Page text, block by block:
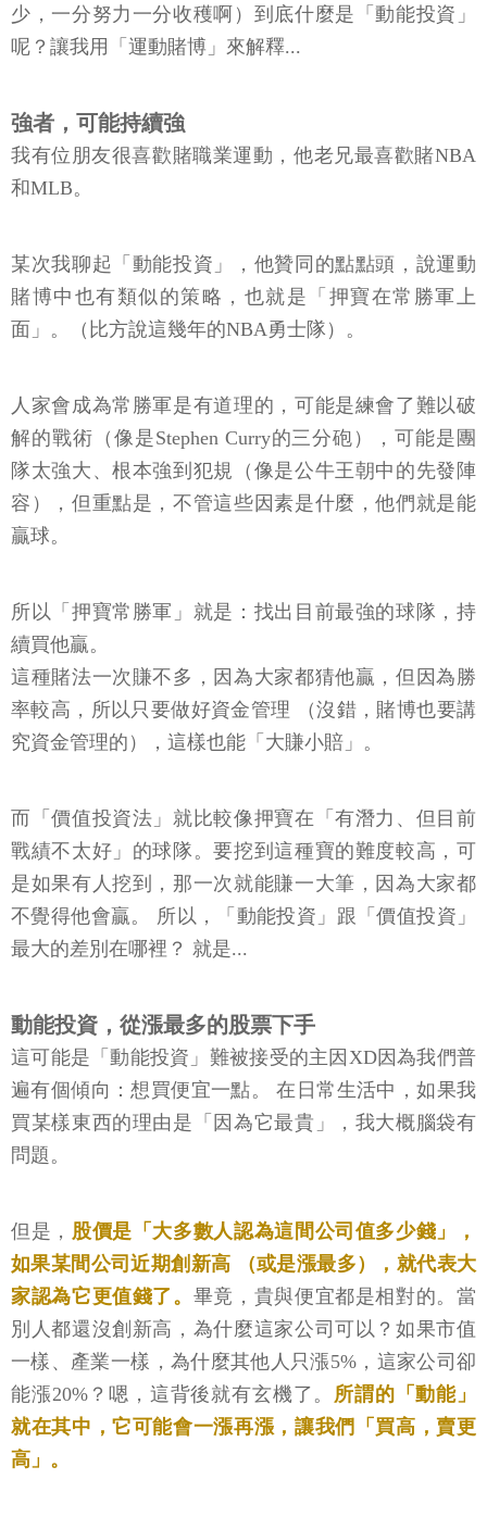
少，一分努力一分收穫啊）到底什麼是「動能投資」
呢？讓我用「運動賭博」來解釋...
強者，可能持續強
我有位朋友很喜歡賭職業運動，他老兄最喜歡賭NBA
和MLB。
某次我聊起「動能投資」，他贊同的點點頭，說運動
賭博中也有類似的策略，也就是「押寶在常勝軍上
面」。（比方說這幾年的NBA勇士隊）。
人家會成為常勝軍是有道理的，可能是練會了難以破
解的戰術（像是Stephen Curry的三分砲），可能是團
隊太強大、根本強到犯規（像是公牛王朝中的先發陣
容），但重點是，不管這些因素是什麼，他們就是能
贏球。
所以「押寶常勝軍」就是：找出目前最強的球隊，持
續買他贏。
這種賭法一次賺不多，因為大家都猜他贏，但因為勝
率較高，所以只要做好資金管理 （沒錯，賭博也要講
究資金管理的），這樣也能「大賺小賠」。
而「價值投資法」就比較像押寶在「有潛力、但目前
戰績不太好」的球隊。要挖到這種寶的難度較高，可
是如果有人挖到，那一次就能賺一大筆，因為大家都
不覺得他會贏。 所以，「動能投資」跟「價值投資」
最大的差別在哪裡？ 就是...
動能投資，從漲最多的股票下手
這可能是「動能投資」難被接受的主因XD因為我們普
遍有個傾向：想買便宜一點。 在日常生活中，如果我
買某樣東西的理由是「因為它最貴」，我大概腦袋有
問題。
但是， 股價是「大多數人認為這間公司值多少錢」，
如果某間公司近期創新高 （或是漲最多），就代表大
家認為它更值錢了。 畢竟，貴與便宜都是相對的。當
別人都還沒創新高，為什麼這家公司可以？如果市值
一樣、產業一樣，為什麼其他人只漲5%，這家公司卻
能漲20%？嗯，這背後就有玄機了。 所謂的「動能」
就在其中，它可能會一漲再漲，讓我們「買高，賣更
高」。